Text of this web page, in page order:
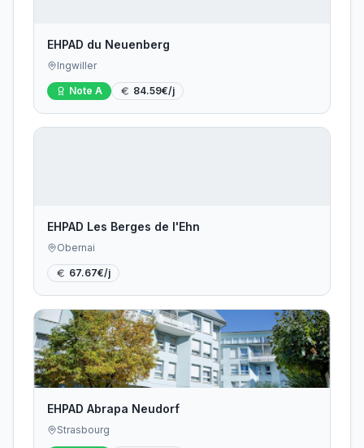
EHPAD du Neuenberg
Ingwiller
Note A 84.59€/j
EHPAD Les Berges de l'Ehn
Obernai
67.67€/j
EHPAD Abrapa Neudorf
Strasbourg